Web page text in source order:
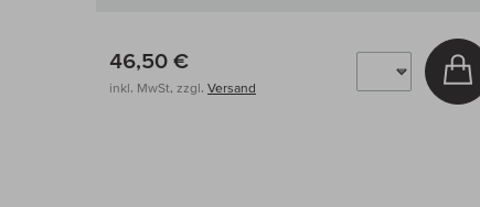
46,50 €
inkl. MwSt, zzgl. Versand